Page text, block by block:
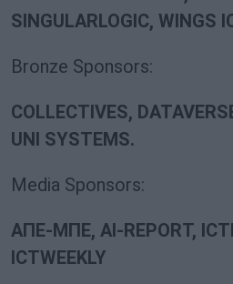
SINGULARLOGIC, WINGS
Bronze Sponsors:
COLLECTIVES,
UNI SYSTEMS.
Media Sponsors:
ΑΠΕ-ΜΠΕ, AI-REPORT,
ICTWEEKLY